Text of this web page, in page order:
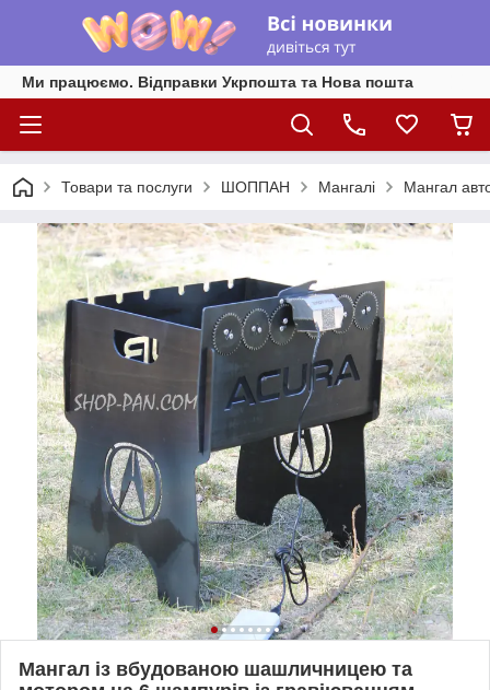
Ми працюємо. Відправки Укрпошта та Нова пошта
Товари та послуги ШОППАН Мангалі Мангал
Мангал із вбудованою шашличницею та